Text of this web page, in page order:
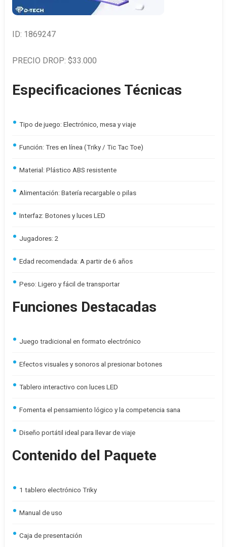
ID: 1869247
PRECIO DROP: $33.000
Especificaciones Técnicas
Tipo de juego: Electrónico, mesa y viaje
Función: Tres en línea (Triky / Tic Tac Toe)
Material: Plástico ABS resistente
Alimentación: Batería recargable o pilas
Interfaz: Botones y luces LED
Jugadores: 2
Edad recomendada: A partir de 6 años
Peso: Ligero y fácil de transportar
Funciones Destacadas
Juego tradicional en formato electrónico
Efectos visuales y sonoros al presionar botones
Tablero interactivo con luces LED
Fomenta el pensamiento lógico y la competencia sana
Diseño portátil ideal para llevar de viaje
Contenido del Paquete
1 tablero electrónico Triky
Manual de uso
Caja de presentación